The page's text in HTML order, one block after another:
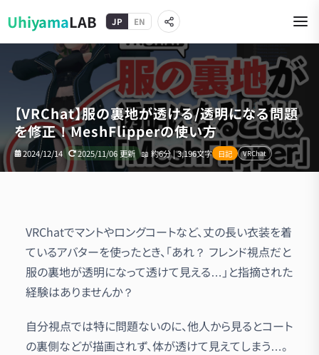
UhiyamaLAB JP EN
【VRChat】服の裏地が透ける/透明になる問題
を修正！MeshFlipperの使い方
2024/12/14 2025/11/06 更新 📖 約6分 | 3,196文字 日記 VRChat
VRChatでマントやロングコートなど、丈の長い衣装を着
ているアバターを使ったとき、「あれ？ フレンド視点だと
服の裏地が透明になって透けて見える…」と指摘された
経験はありませんか？
自分視点では特に問題ないのに、他人から見るとコート
の裏側などが描画されず、体が透けて見えてしまう…。